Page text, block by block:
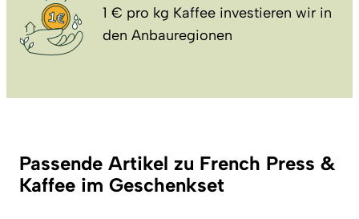
1 € pro kg Kaffee investieren wir in
den Anbauregionen
Passende Artikel zu French Press &
Kaffee im Geschenkset